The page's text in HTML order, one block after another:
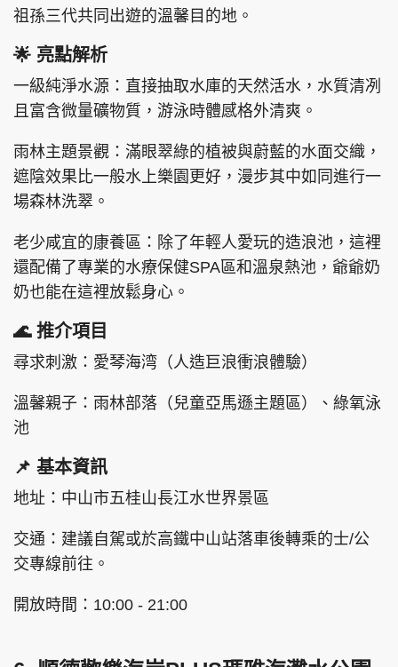
祖孫三代共同出遊的溫馨目的地。
🌟 亮點解析
一級純淨水源：直接抽取水庫的天然活水，水質清冽
且富含微量礦物質，游泳時體感格外清爽。
雨林主題景觀：滿眼翠綠的植被與蔚藍的水面交織，
遮陰效果比一般水上樂園更好，漫步其中如同進行一
場森林洗翠。
老少咸宜的康養區：除了年輕人愛玩的造浪池，這裡
還配備了專業的水療保健SPA區和溫泉熱池，爺爺奶
奶也能在這裡放鬆身心。
🌊 推介項目
尋求刺激：愛琴海湾（人造巨浪衝浪體驗）
溫馨親子：雨林部落（兒童亞馬遜主題區）、綠氧泳
池
📌 基本資訊
地址：中山市五桂山長江水世界景區
交通：建議自駕或於高鐵中山站落車後轉乘的士/公
交專線前往。
開放時間：10:00 - 21:00